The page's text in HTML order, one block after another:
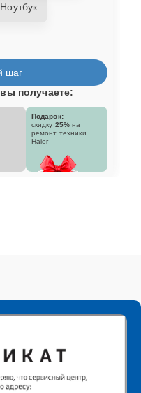
Ноутбук
шаг
получаете:
Подарок:
скидку 25% на
ремонт техники
Haier